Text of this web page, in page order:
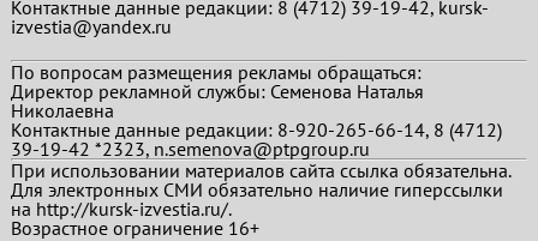
Контактные данные редакции: 8 (4712) 39-19-42, kursk-
izvestia@yandex.ru
По вопросам размещения рекламы обращаться:
Директор рекламной службы: Семенова Наталья
Николаевна
Контактные данные редакции: 8-920-265-66-14, 8 (4712)
39-19-42 *2323, n.semenova@ptpgroup.ru
При использовании материалов сайта ссылка обязательна.
Для электронных СМИ обязательно наличие гиперссылки
на http://kursk-izvestia.ru/.
Возрастное ограничение 16+